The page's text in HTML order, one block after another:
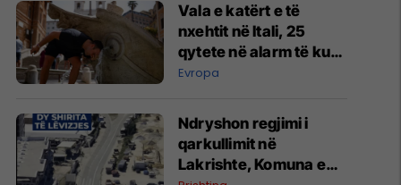
Vala e katërt e të
nxehtit në Itali, 25
qytete në alarm të kuq
- probleme me
Evropa
Ndryshon regjimi i
qarkullimit në
Lakrishte, Komuna e